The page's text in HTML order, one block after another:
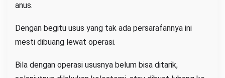
anus.
Dengan begitu usus yang tak ada persarafannya ini
mesti dibuang lewat operasi.
Bila dengan operasi ususnya belum bisa ditarik,